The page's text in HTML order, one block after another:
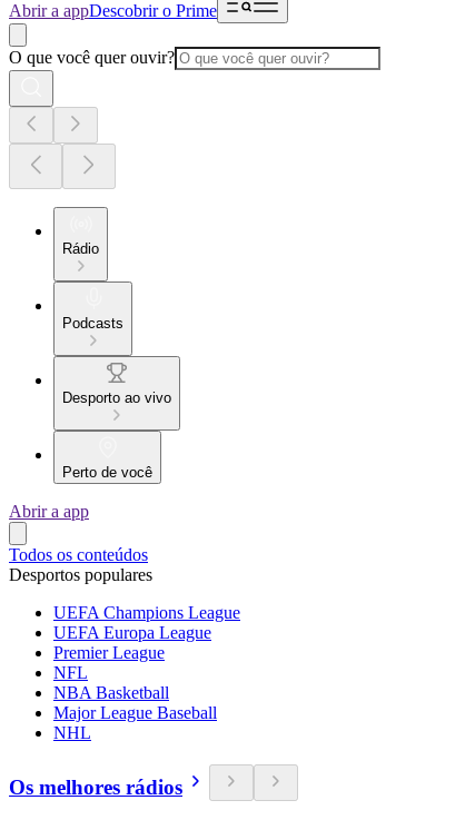
Abrir a appDescobrir o Prime
O que você quer ouvir?
Rádio
Podcasts
Desporto ao vivo
Perto de você
Abrir a app
Todos os conteúdos
Desportos populares
UEFA Champions League
UEFA Europa League
Premier League
NFL
NBA Basketball
Major League Baseball
NHL
Os melhores rádios